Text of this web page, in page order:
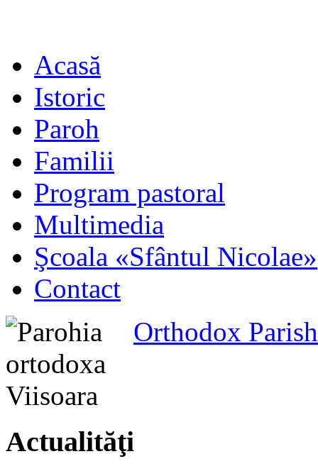
Acasă
Istoric
Paroh
Familii
Program pastoral
Multimedia
Şcoala «Sfântul Nicolae»
Contact
Orthodox
Actualităţi